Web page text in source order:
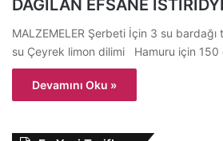
DAĞILAN EFSANE
MALZEMELER Şerbeti İçin 3 su
su Çeyrek limon dilimi Hamuru için 150
Devamını Oku »